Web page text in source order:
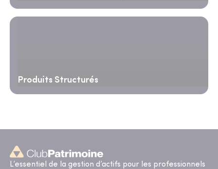
Produits Structurés
L’essentiel de la gestion d’actifs pour les professionnels